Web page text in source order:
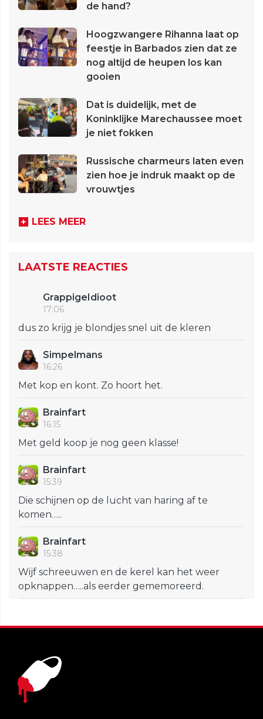
de hand?
Hoogzwangere Rihanna laat op
feestje in Barbados zien dat ze
nog altijd de heupen los kan
gooien
Dat is duidelijk, met de
Koninklijke Marechaussee moet
je niet fokken
Russische charmeurs laten even
zien hoe je indruk maakt op de
vrouwtjes
LEES MEER
LAATSTE REACTIES
GrappigeIdioot
17:06
dus zo krijg je blondjes snel uit de kleren
Simpelmans
16:26
Met kop en kont. Zo hoort het.
Brainfart
16:15
Met geld koop je nog geen klasse!
Brainfart
15:39
Die schijnen op de lucht van haring af te
komen…..
Brainfart
15:38
Wijf schreeuwen en de kerel kan het weer
opknappen…..als eerder gememoreerd.